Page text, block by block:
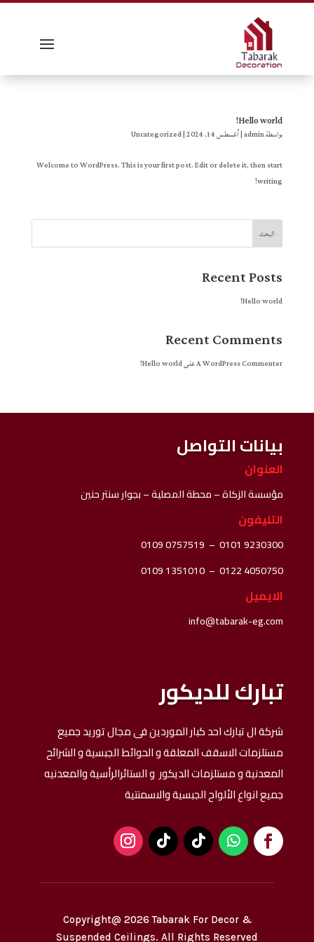
Hello world!
بواسطةadmin
|أغسطس 14, 2024 |
Uncategorized
Welcome to WordPress. This is your first post. Edit or delete it, then start
writing!
البحث
Recent Posts
Hello world!
Recent Comments
A WordPress CommenterعلىHello world!
بيانات التواصل
العنوان
مؤسسة الزكاة – محطة المصلية – بجوار سنتر حنين
التليفون
0109 0757519 – 0101 9230300
0109 1351010– 0122 4050750
الايميل
info@tabarak-eg.com
تبارك للديكور
شركة ال تبارك احد كبار الموردين فى مجال توريد جميع
مستلزمات الاسقف المعلقة و الحوائط الجبسية و الشرائح
المعدنية و مستلزمات الديكور و الستائرالرأسية والمعدنيه
جميع انواع الألواح الجبسية والاسمنتية
Copyright@ 2026 Tabarak For Decor &
Suspended Ceilings. All Rights Reserved